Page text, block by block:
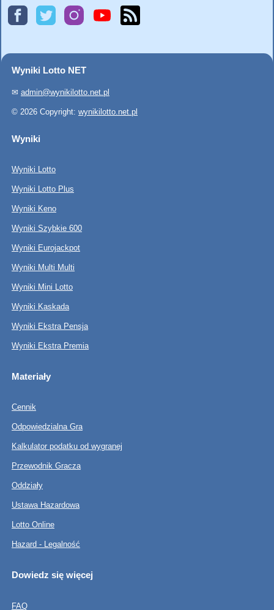
Wyniki Lotto NET
✉ admin@wynikilotto.net.pl
© 2026 Copyright: wynikilotto.net.pl
Wyniki
Wyniki Lotto
Wyniki Lotto Plus
Wyniki Keno
Wyniki Szybkie 600
Wyniki Eurojackpot
Wyniki Multi Multi
Wyniki Mini Lotto
Wyniki Kaskada
Wyniki Ekstra Pensja
Wyniki Ekstra Premia
Materiały
Cennik
Odpowiedzialna Gra
Kalkulator podatku od wygranej
Przewodnik Gracza
Oddziały
Ustawa Hazardowa
Lotto Online
Hazard - Legalność
Dowiedz się więcej
FAQ